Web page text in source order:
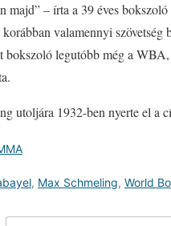
majd” – írta a 39 éves
valamennyi szövetség
bokszoló legutóbb még a
utoljára 1932-ben nyerte el a
, Max Schmeling, World